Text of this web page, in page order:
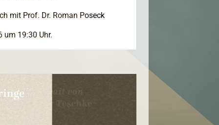
mit Prof. Dr. Roman Poseck
um 19:30 Uhr.